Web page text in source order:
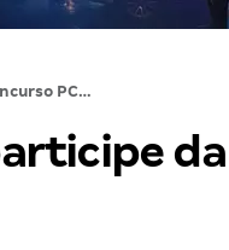
Concurso PCDF Delegado: participe da nossa revisão de véspera!
da